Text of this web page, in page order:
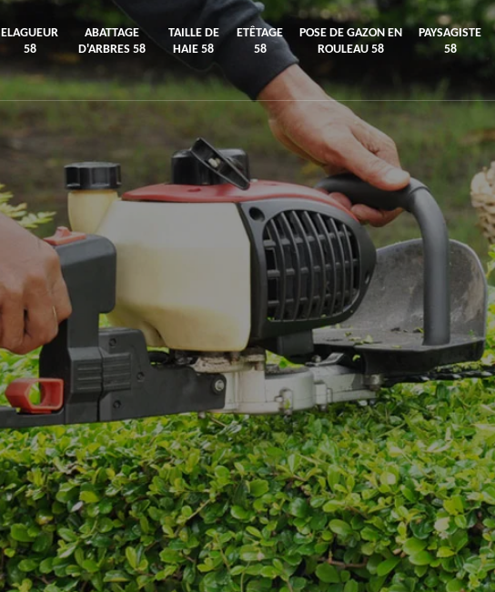
ELAGUEUR
58
ABATTAGE
D'ARBRES 58
TAILLE DE
HAIE 58
ETÊTAGE
58
POSE DE GAZON EN
ROULEAU 58
PAYSAGISTE
58